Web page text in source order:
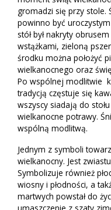
gromadzi się przy stole.
powinno być
stół był nakryty
wstążkami, zieloną
środku można położyć
wielkanocnego oraz
Po wspólnej modlitwie
tradycją częstuje się
wszyscy siadają do
wielkanocne potrawy.
wspólną modlitwą.
Jednym z symboli
wielkanocny. Jest
Symbolizuje również
wiosny i płodności, a
martwych powstał do